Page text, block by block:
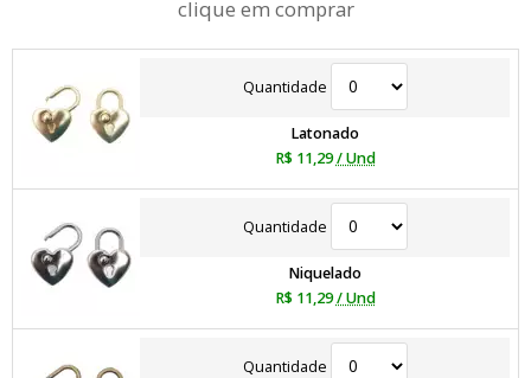
clique em comprar
Quantidade
Latonado
R$ 11,29 / Und
Quantidade
Niquelado
R$ 11,29 / Und
Quantidade